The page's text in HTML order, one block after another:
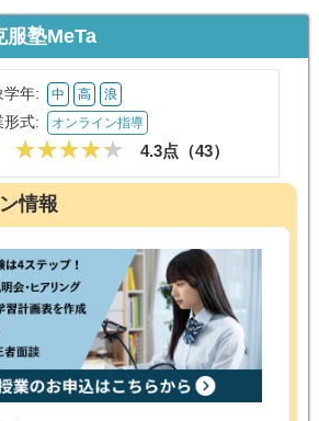
服塾MeTa
学年: 中 高 浪
形式: オンライン指導
4.3点（43）
情報